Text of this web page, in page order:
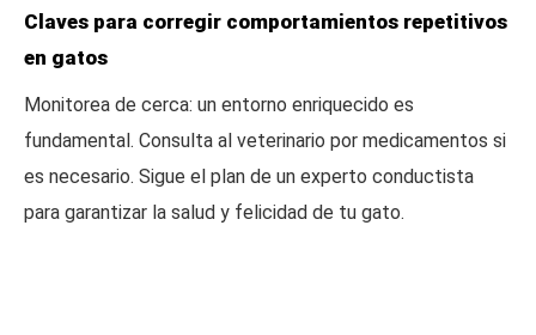
Claves para corregir comportamientos repetitivos
en gatos
Monitorea de cerca: un entorno enriquecido es
fundamental. Consulta al veterinario por medicamentos si
es necesario. Sigue el plan de un experto conductista
para garantizar la salud y felicidad de tu gato.